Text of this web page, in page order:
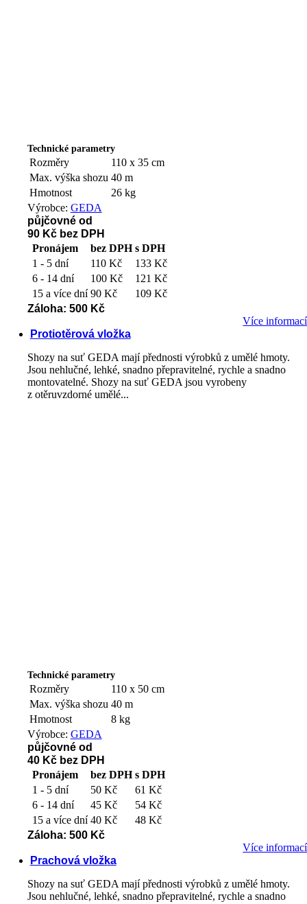
Technické parametry
Rozměry
110 x 35 cm
Max. výška shozu 40 m
Hmotnost
26 kg
Výrobce: GEDA
půjčovné od
90 Kčbez DPH
Pronájem
bez DPH s DPH
1 - 5 dní
110 Kč
133 Kč
6 - 14 dní
100 Kč
121 Kč
15 a více dní 90 Kč
109 Kč
Záloha: 500 Kč
Více informací
Protiotěrová vložka
Shozy na suť GEDA mají přednosti výrobků z umělé hmoty.
Jsou nehlučné, lehké, snadno přepravitelné, rychle a snadno
montovatelné. Shozy na suť GEDA jsou vyrobeny
z otěruvzdorné umělé...
Technické parametry
Rozměry
110 x 50 cm
Max. výška shozu 40 m
Hmotnost
8 kg
Výrobce: GEDA
půjčovné od
40 Kčbez DPH
Pronájem
bez DPH s DPH
1 - 5 dní
50 Kč
61 Kč
6 - 14 dní
45 Kč
54 Kč
15 a více dní 40 Kč
48 Kč
Záloha: 500 Kč
Více informací
Prachová vložka
Shozy na suť GEDA mají přednosti výrobků z umělé hmoty.
Jsou nehlučné, lehké, snadno přepravitelné, rychle a snadno